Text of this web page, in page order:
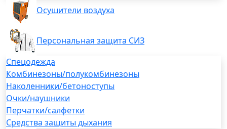
Осушители воздуха
Персональная защита СИЗ
Спецодежда
Комбинезоны/полукомбинезоны
Наколенники/бетоноступы
Очки/наушники
Перчатки/салфетки
Средства защиты дыхания